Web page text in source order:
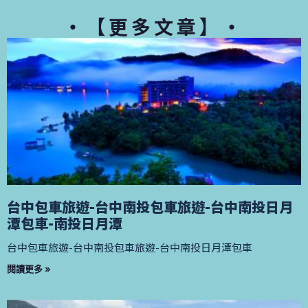
・【更多文章】・
台中包車旅遊-台中南投包車旅遊-台中南投日月
潭包車-南投日月潭
台中包車旅遊-台中南投包車旅遊-台中南投日月潭包車
閱讀更多 »